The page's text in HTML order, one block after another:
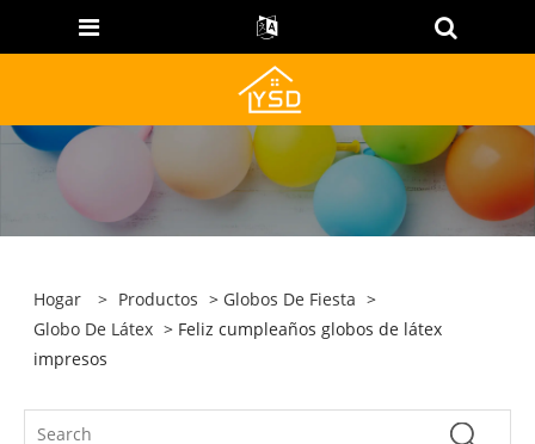
Hogar > Productos > Globos De Fiesta >
Globo De Látex > Feliz cumpleaños globos de látex
impresos